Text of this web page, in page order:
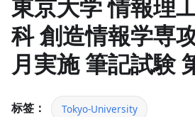
東京大学 情報理
科 創造情報学専
月実施 筆記試験
标签： Tokyo-University